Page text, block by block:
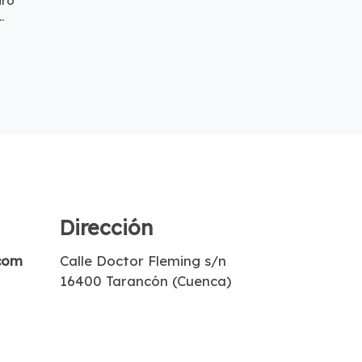
Dirección
Calle Doctor Fleming s/n
16400 Tarancón (Cuenca)